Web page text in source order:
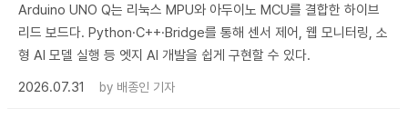
Arduino UNO Q는 리눅스 MPU와 아두이노 MCU를 결합한 하이브
리드 보드다. Python·C++·Bridge를 통해 센서 제어, 웹 모니터링, 소
형 AI 모델 실행 등 엣지 AI 개발을 쉽게 구현할 수 있다.
2026.07.31
by 배종인 기자